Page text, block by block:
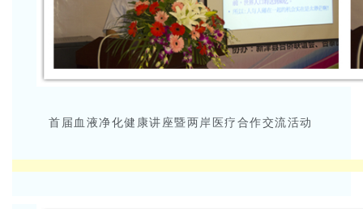
首届血液净化健康讲座暨两岸医疗合作交流活动